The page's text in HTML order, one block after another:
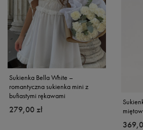
Sukienka Bella White –
romantyczna sukienka mini z
bufiastymi rękawami
279,00 zł